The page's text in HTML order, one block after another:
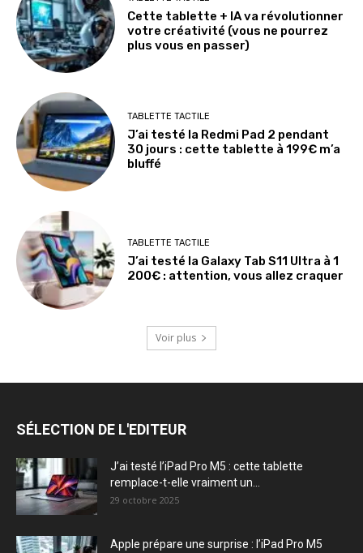
Cette tablette + IA va révolutionner
votre créativité (vous ne pourrez
plus vous en passer)
TABLETTE TACTILE
J’ai testé la Redmi Pad 2 pendant
30 jours : cette tablette à 199€ m’a
bluffé
TABLETTE TACTILE
J’ai testé la Galaxy Tab S11 Ultra à 1
200€ : attention, vous allez craquer
Voir plus
SÉLECTION DE L'EDITEUR
J’ai testé l’iPad Pro M5 : cette tablette
remplace-t-elle vraiment un...
29 octobre 2025
Apple prépare une surprise : l’iPad Pro M5